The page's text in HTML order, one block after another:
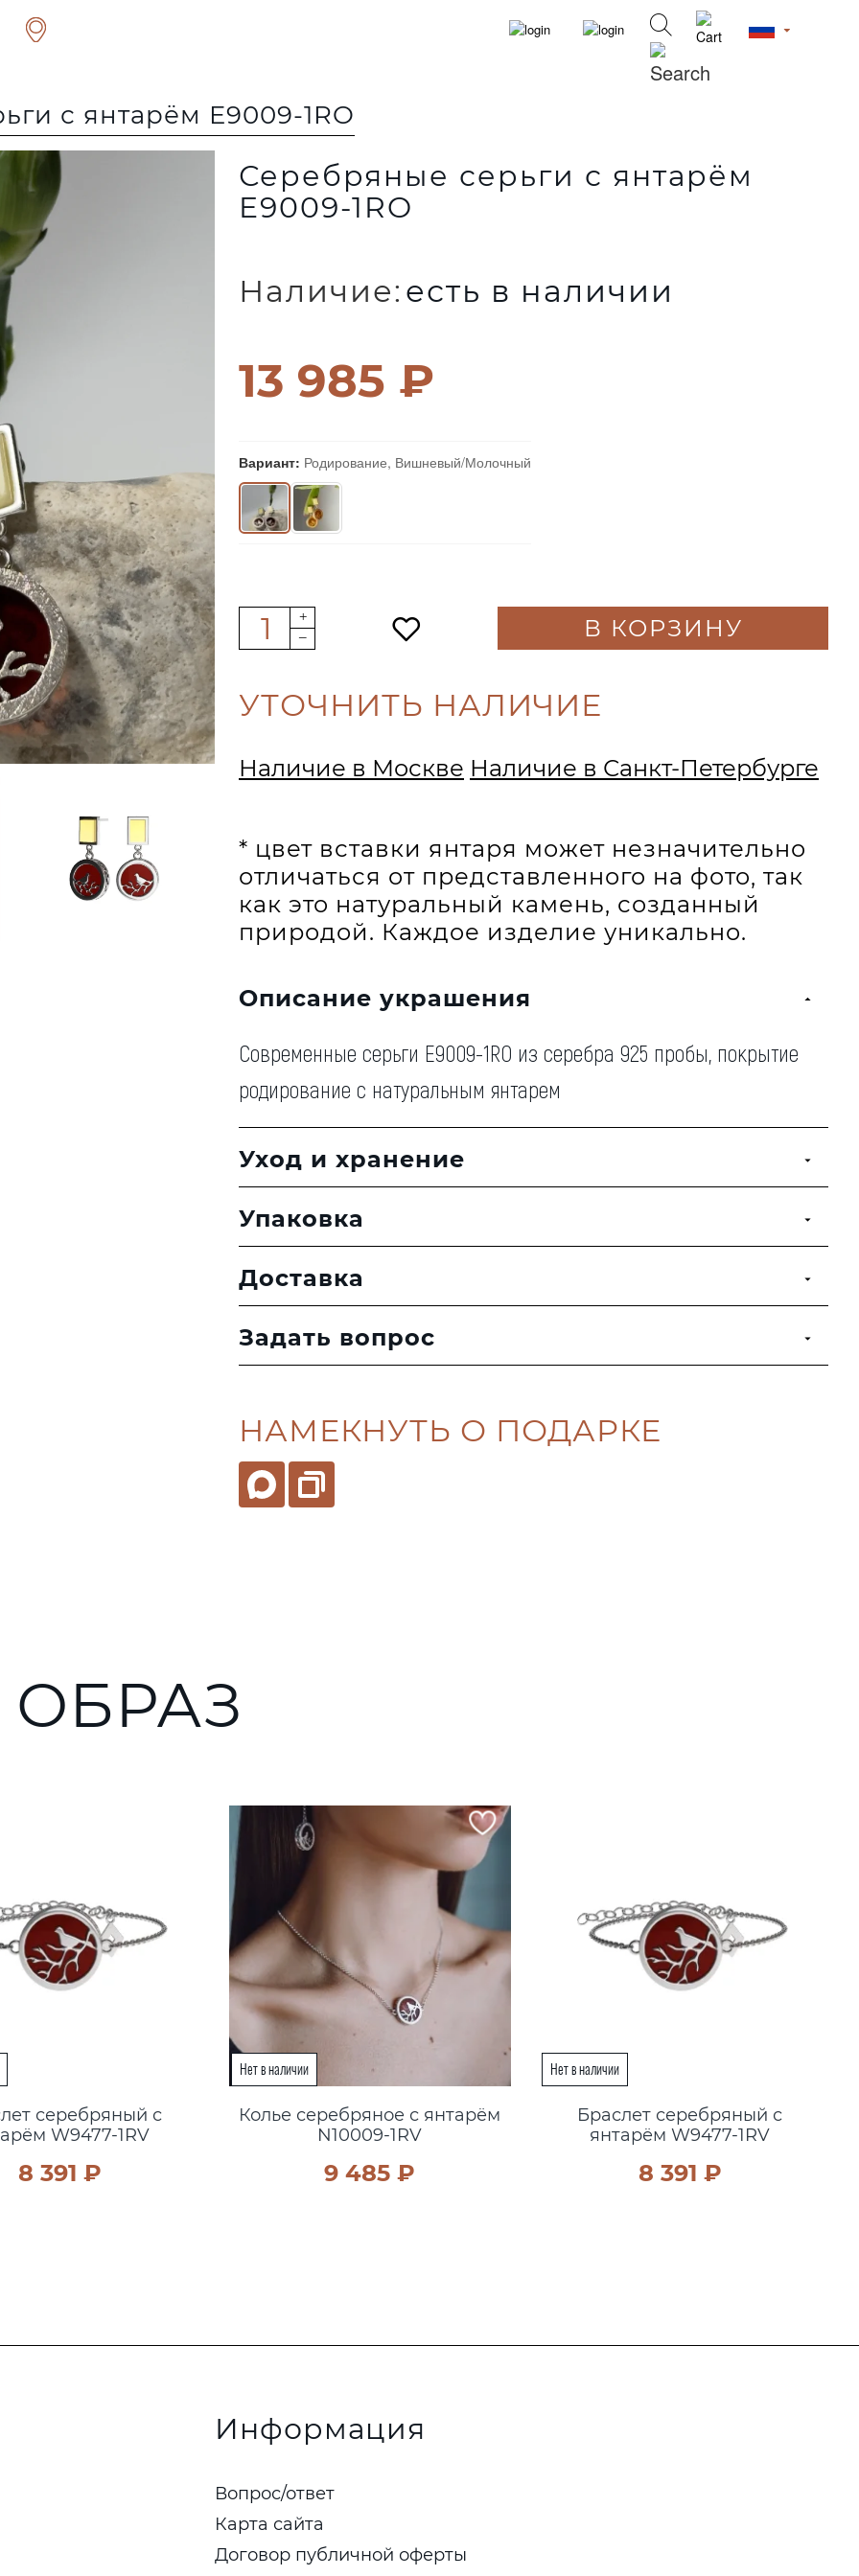
с янтарём E9009-1RO
Серебряные серьги с янтарём
E9009-1RO
13 985 ₽
Вариант: Родирование, Вишневый/Молочный
Наличие: есть в наличии
В КОРЗИНУ
НАМЕКНУТЬ О ПОДАРКЕ
* цвет вставки янтаря может незначительно
отличаться от представленного на фото, так
как это натуральный камень, созданный
природой. Каждое изделие уникально.
Описание украшения
Современные серьги E9009-1RO из серебра 925 пробы, покрытие
родирование с натуральным янтарем
Уход и хранение
Упаковка
Доставка
Задать вопрос
УТОЧНИТЬ НАЛИЧИЕ
Наличие в Москве Наличие в Санкт-Петербурге
серебряный с
W9477-1RV
8 391 ₽
Колье серебряное с янтарём
N10009-1RV
9 485 ₽
Браслет серебряный с
янтарём W9477-1RV
8 391 ₽
Информация
Вопрос/ответ
Карта сайта
Договор публичной оферты